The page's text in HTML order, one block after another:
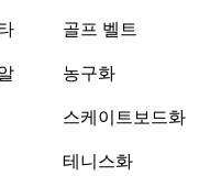
골프 벨트
농구화
스케이트보드화
테니스화